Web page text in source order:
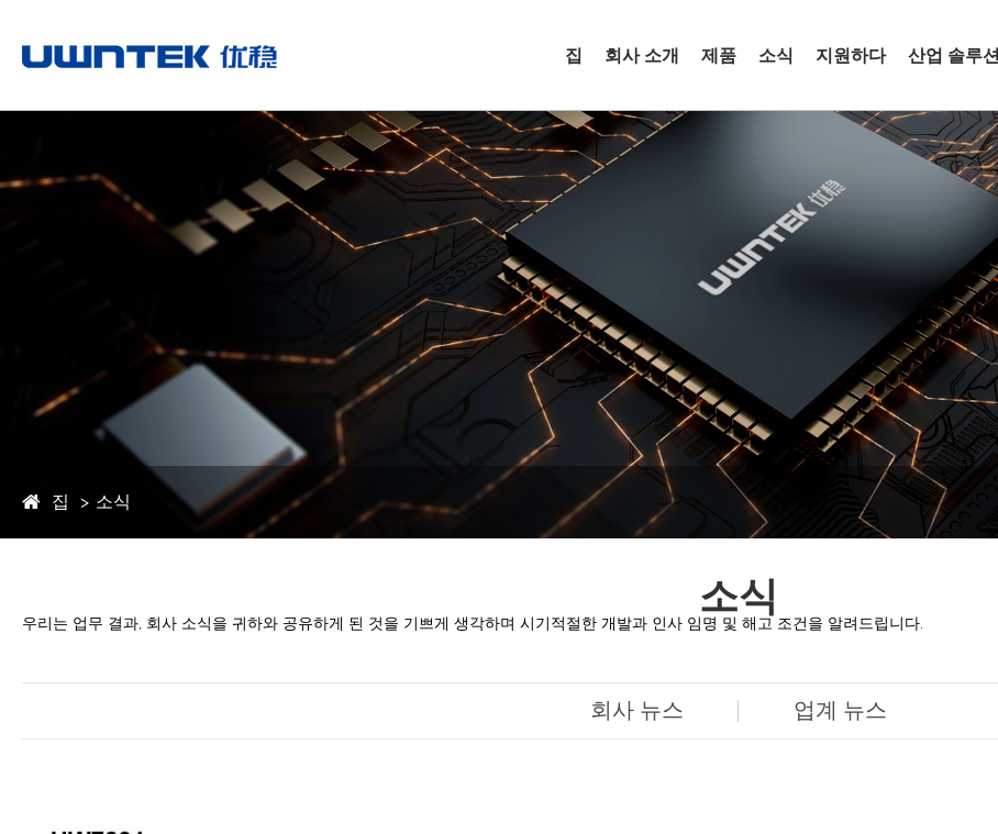
집 회사 소개 제품 소식 지원하다 산업 솔루션
집 소식
소식
우리는 업무 결과, 회사 소식을 귀하와 공유하게 된 것을 기쁘게 생각하며 시기적절한 개발과 인사 임명 및 해고 조건을 알려드립니다.
회사 뉴스 업계 뉴스